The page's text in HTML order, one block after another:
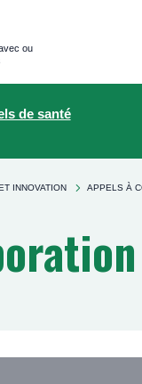
ou
de santé
INNOVATION APPELS À